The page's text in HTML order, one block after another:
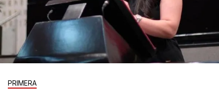
PRIMERA